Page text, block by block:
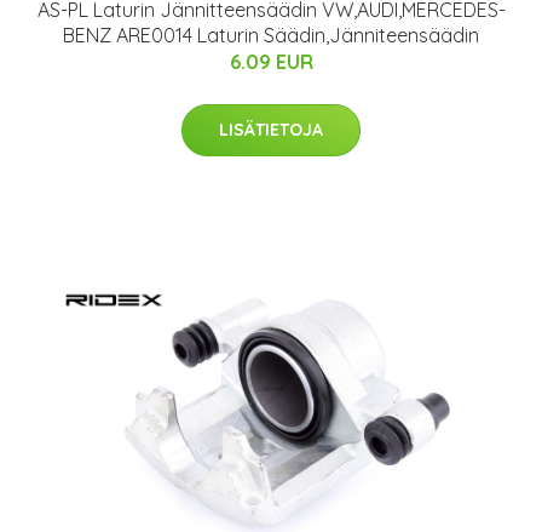
AS-PL Laturin Jännitteensäädin VW,AUDI,MERCEDES-
BENZ ARE0014 Laturin Säädin,Jänniteensäädin
6.09 EUR
LISÄTIETOJA